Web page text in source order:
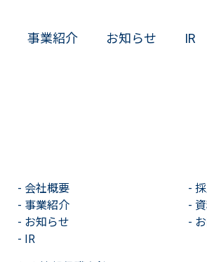
事業紹介 お知らせ IR
- 会社概要
- 事業紹介
- お知らせ
- IR
-
-
-